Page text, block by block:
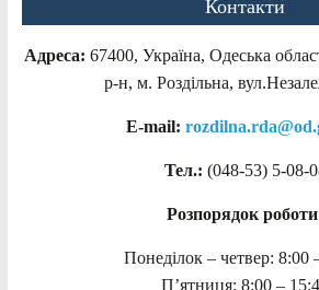
Контакти
Адреса: 67400, Україна, Одеська
р-н, м. Роздільна,
E-mail:
Тел.: (048-53) 5-08-
Розпорядок
Понеділок – четвер: 8:00
П’ятниця: 8:00 –